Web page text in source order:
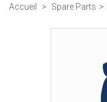
Accueil > Spare Parts >